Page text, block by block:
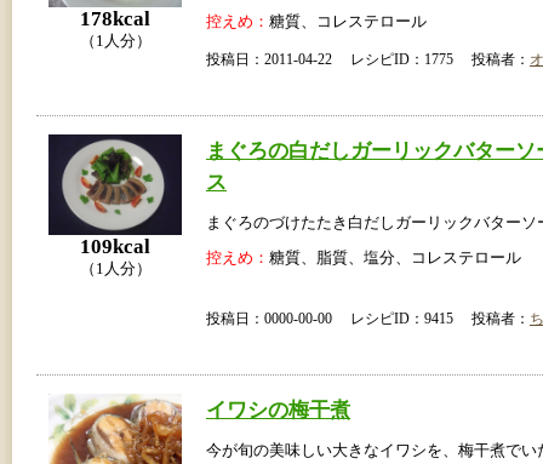
178kcal
（1人分）
控えめ： 糖質、コレステロール
投稿日：2011-04-22 レシピID：1775 投稿者：
109kcal
（1人分）
まぐろの白だしガーリックバターソ
ス
まぐろのづけたたき白だしガーリックバターソ
控えめ： 糖質、脂質、塩分、コレステロール
投稿日：0000-00-00 レシピID：9415 投稿者：
イワシの梅干煮
今が旬の美味しい大きなイワシを、梅干煮でい